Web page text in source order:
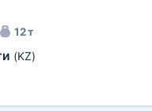
12 т
(KZ)